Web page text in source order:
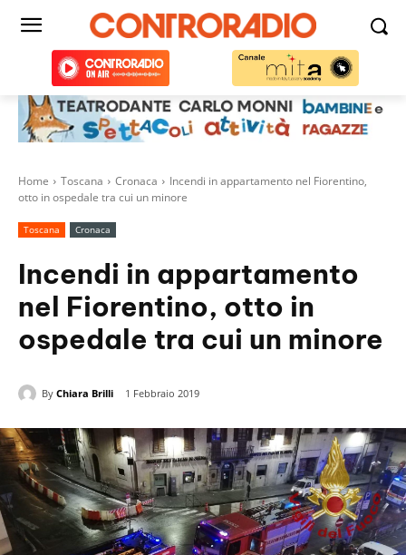
Home Toscana Cronaca
Incendi in appartamento nel Fiorentino,
otto in ospedale tra cui un minore
Toscana Cronaca
Incendi in appartamento
nel Fiorentino, otto in
ospedale tra cui un minore
By Chiara Brilli 1 Febbraio 2019